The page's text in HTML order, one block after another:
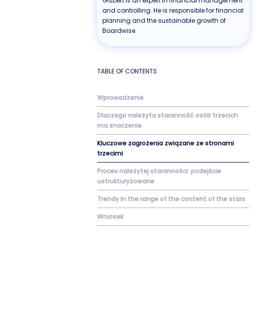
and controlling. He is responsible for financial
planning and the sustainable growth of
Boardwise.
TABLE OF CONTENTS
Wprowadzenie
Dlaczego należyta staranność osób trzecich
ma znaczenie
Kluczowe zagrożenia związane ze stronami
trzecimi
Proces należytej staranności: podejście
ustrukturyzowane
Trendy in the range of the content of the stars
Wniosek